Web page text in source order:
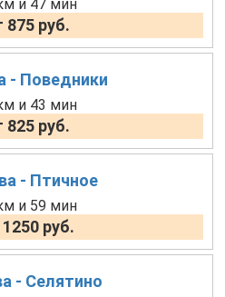
и 47 мин
875 руб.
- Поведники
и 43 мин
825 руб.
- Птичное
и 59 мин
руб.
- Селятино